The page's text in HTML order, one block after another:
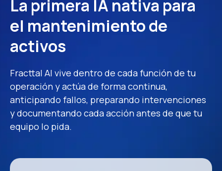
La primera IA nativa para
el mantenimiento de
activos
Fracttal AI vive dentro de cada función de tu
operación y actúa de forma continua,
anticipando fallos, preparando intervenciones
y documentando cada acción antes de que tu
equipo lo pida.
Apellido*
País*